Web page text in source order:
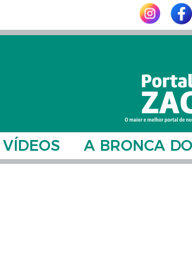
VÍDEOS A BRONCA